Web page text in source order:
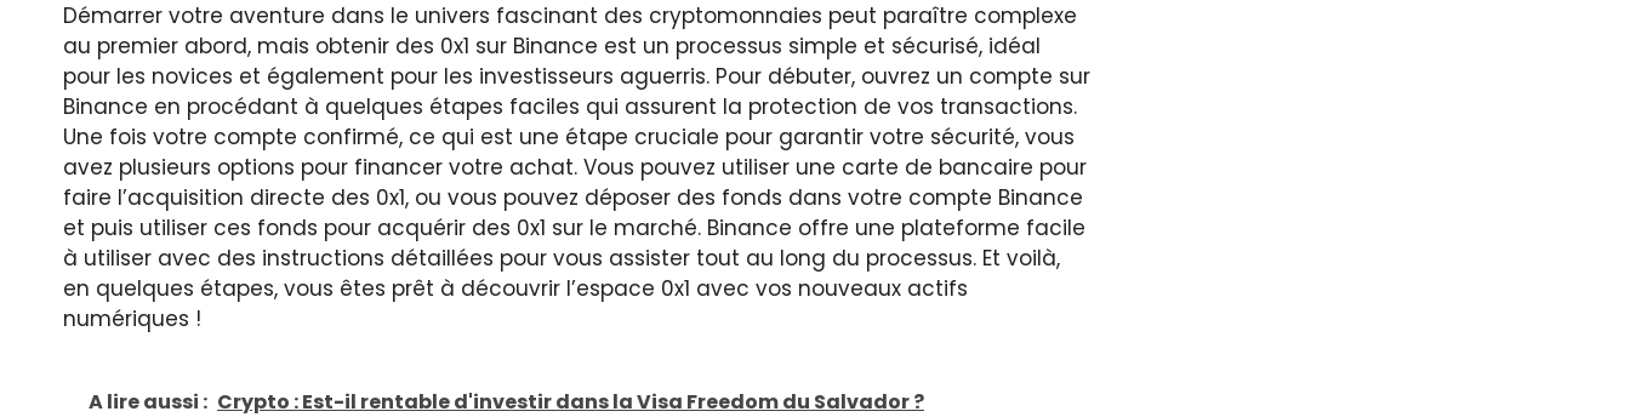
Démarrer votre aventure dans le univers fascinant des cryptomonnaies peut paraître complexe
au premier abord, mais obtenir des 0x1 sur Binance est un processus simple et sécurisé, idéal
pour les novices et également pour les investisseurs aguerris. Pour débuter, ouvrez un compte sur
Binance en procédant à quelques étapes faciles qui assurent la protection de vos transactions.
Une fois votre compte confirmé, ce qui est une étape cruciale pour garantir votre sécurité, vous
avez plusieurs options pour financer votre achat. Vous pouvez utiliser une carte de bancaire pour
faire l’acquisition directe des 0x1, ou vous pouvez déposer des fonds dans votre compte Binance
et puis utiliser ces fonds pour acquérir des 0x1 sur le marché. Binance offre une plateforme facile
à utiliser avec des instructions détaillées pour vous assister tout au long du processus. Et voilà,
en quelques étapes, vous êtes prêt à découvrir l’espace 0x1 avec vos nouveaux actifs
numériques !
A lire aussi : Crypto : Est-il rentable d'investir dans la Visa Freedom du Salvador ?